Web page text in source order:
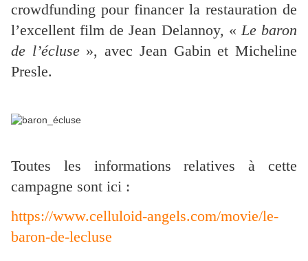
crowdfunding pour financer la restauration de
l’excellent film de Jean Delannoy, « Le baron
de l’écluse», avec Jean Gabin et Micheline
Presle.
Toutes les informations relatives à cette
campagne sont ici :
https://www.celluloid-angels.com/movie/le-
baron-de-lecluse